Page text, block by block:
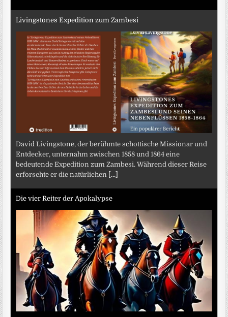
Livingstones Expedition zum Zambesi
David Livingstone, der berühmte schottische Missionar und
Entdecker, unternahm zwischen 1858 und 1864 eine
bedeutende Expedition zum Zambesi. Während dieser Reise
erforschte er die natürlichen [...]
Die vier Reiter der Apokalypse